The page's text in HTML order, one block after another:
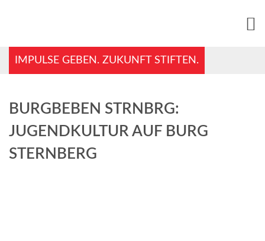
IMPULSE GEBEN. ZUKUNFT STIFTEN.
BURGBEBEN STRNBRG:
JUGENDKULTUR AUF BURG
STERNBERG